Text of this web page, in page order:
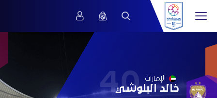
40 الإمارات
خالد البلوشي